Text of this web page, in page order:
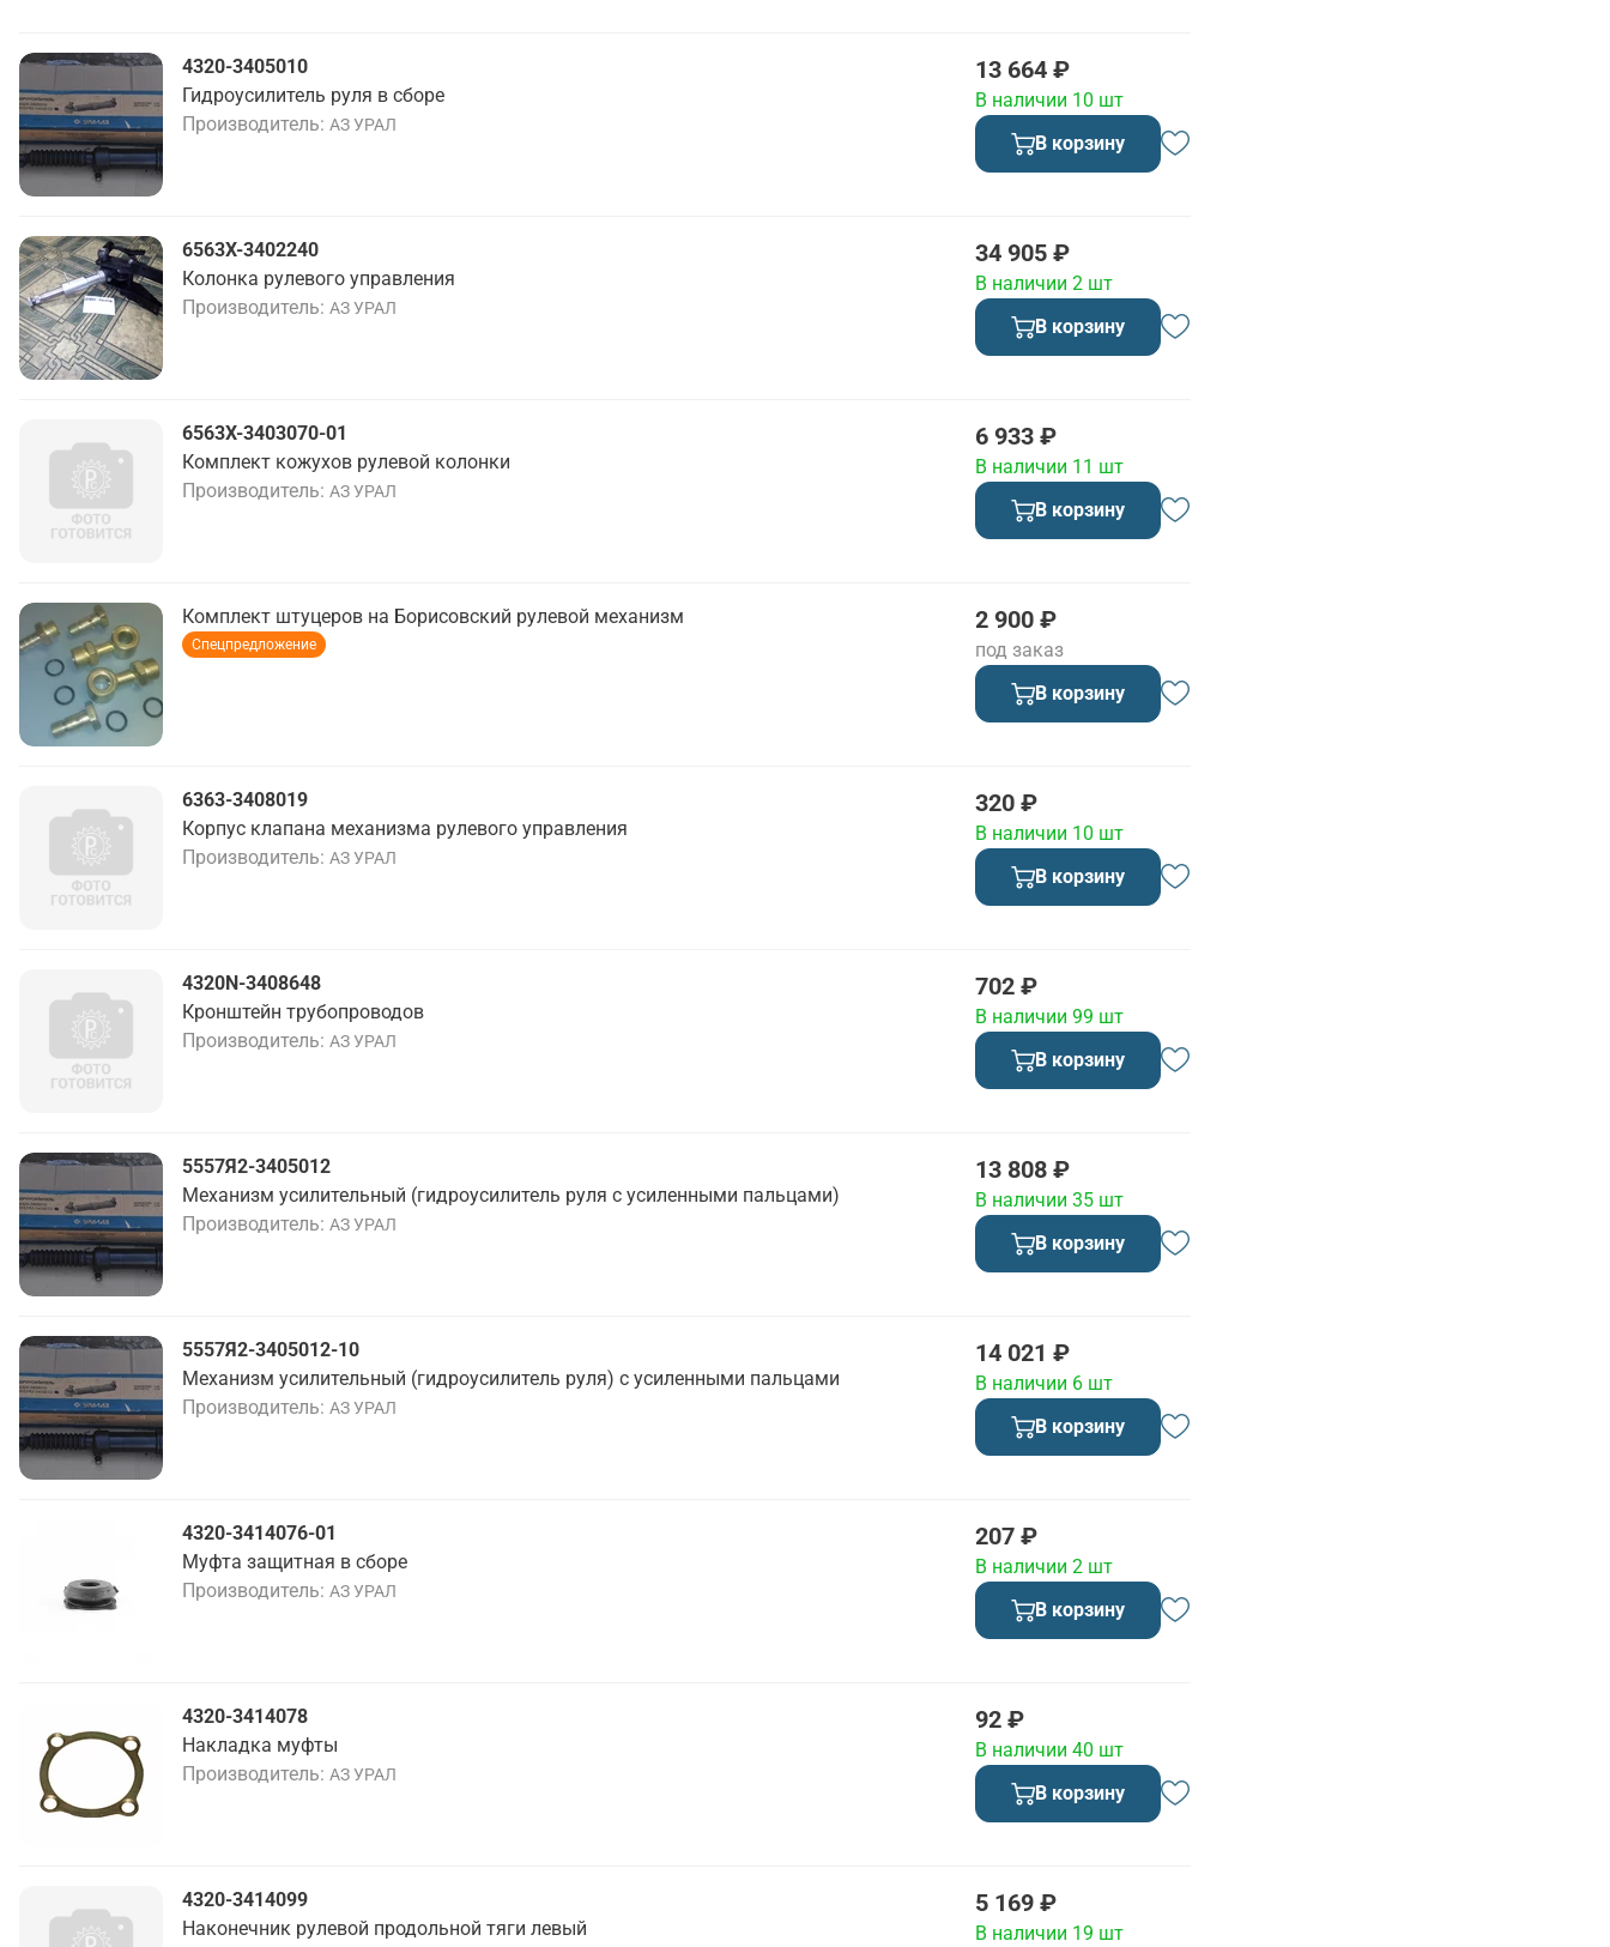
4320-3405010
Гидроусилитель руля в сборе
Производитель АЗ УРАЛ
13 664 ₽
В наличии 10 шт
В корзину
6563Х-3402240
Колонка рулевого управления
Производитель АЗ УРАЛ
34 905 ₽
В наличии 2 шт
В корзину
6563Х-3403070-01
Комплект кожухов рулевой колонки
Производитель АЗ УРАЛ
6 933 ₽
В наличии 11 шт
В корзину
Комплект штуцеров на Борисовский рулевой механизм
Спецпредложение
2 900 ₽
под заказ
В корзину
6363-3408019
Корпус клапана механизма рулевого управления
Производитель АЗ УРАЛ
320 ₽
В наличии 10 шт
В корзину
4320N-3408648
Кронштейн трубопроводов
Производитель АЗ УРАЛ
702 ₽
В наличии 99 шт
В корзину
5557Я2-3405012
Механизм усилительный (гидроусилитель руля с усиленными пальцами)
Производитель АЗ УРАЛ
13 808 ₽
В наличии 35 шт
В корзину
5557Я2-3405012-10
Механизм усилительный (гидроусилитель руля) с усиленными пальцами
Производитель АЗ УРАЛ
14 021 ₽
В наличии 6 шт
В корзину
4320-3414076-01
Муфта защитная в сборе
Производитель АЗ УРАЛ
207 ₽
В наличии 2 шт
В корзину
4320-3414078
Накладка муфты
Производитель АЗ УРАЛ
92 ₽
В наличии 40 шт
В корзину
4320-3414099
Наконечник рулевой продольной тяги левый
5 169 ₽
В наличии 19 шт